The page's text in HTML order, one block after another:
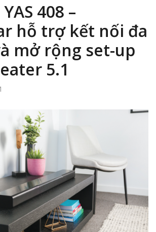
408 –
hỗ trợ kết nối đa
mở rộng set-up
5.1